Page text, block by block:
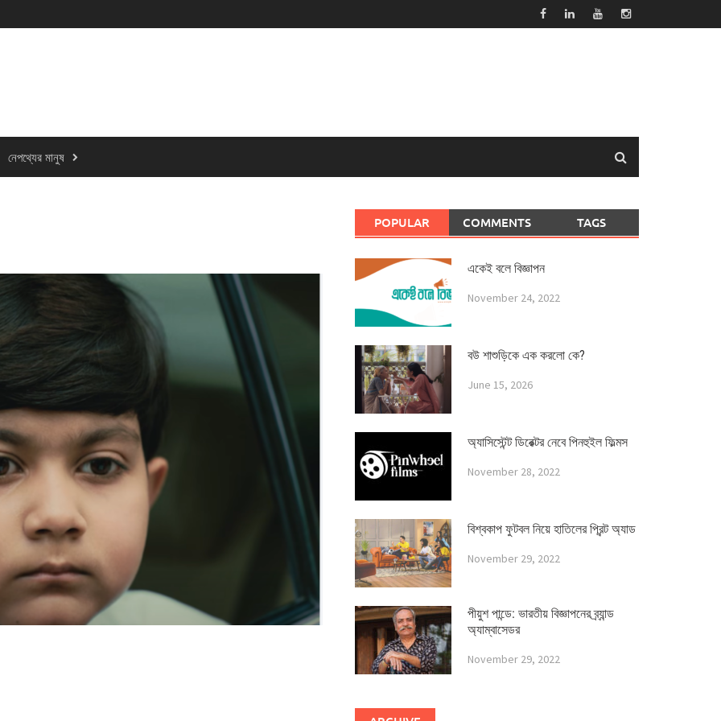
নেপথ্যের মানুষ
POPULAR COMMENTS TAGS
একেই বলে বিজ্ঞাপন
November 24, 2022
বউ শাশুড়িকে এক করলো কে?
June 15, 2026
অ্যাসিস্টেন্ট ডিরেক্টর নেবে পিনহুইল ফিল্মস
November 28, 2022
বিশ্বকাপ ফুটবল নিয়ে হাতিলের প্রিন্ট অ্যাড
November 29, 2022
পীয়ুশ পান্ডে: ভারতীয় বিজ্ঞাপনের ব্র্যান্ড
অ্যাম্বাসেডর
November 29, 2022